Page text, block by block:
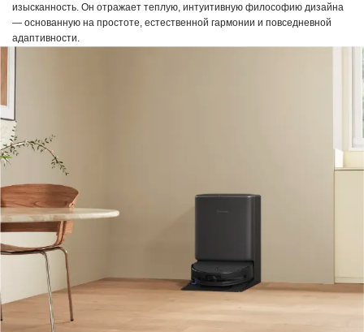
изысканность. Он отражает теплую, интуитивную философию дизайна
— основанную на простоте, естественной гармонии и повседневной
адаптивности.